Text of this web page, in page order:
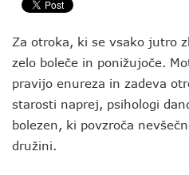
Za otroka, ki se vsako jutro
zelo boleče in ponižujoče.
pravijo enureza in zadeva
starosti naprej, psihologi
bolezen, ki povzroča
družini.